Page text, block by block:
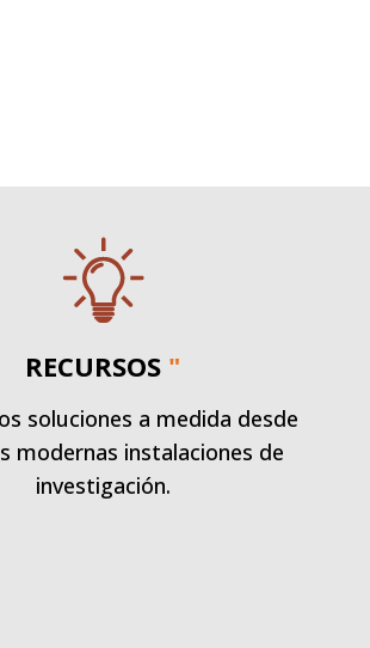
RECURSOS "
soluciones a medida desde
modernas instalaciones de
investigación.